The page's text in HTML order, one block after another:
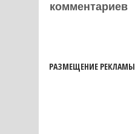
комментариев
РАЗМЕЩЕНИЕ РЕКЛАМЫ